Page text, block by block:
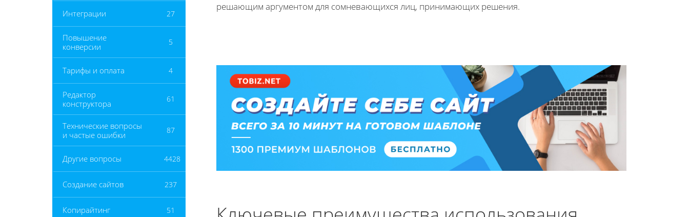
Интеграции 27
Повышение
конверсии
5
Тарифы и оплата 4
Редактор
конструктора
61
Технические вопросы
и частые ошибки
87
Другие вопросы 4428
Создание сайтов 237
Копирайтинг 51
решающим аргументом для сомневающихся лиц, принимающих решения.